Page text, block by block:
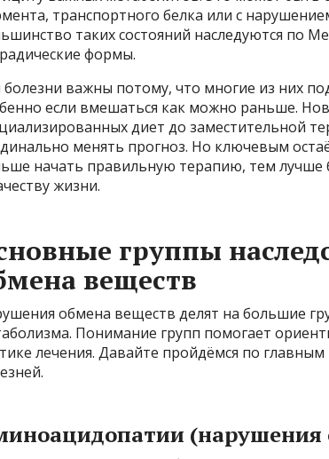
транспортного белка или с
таких состояний наследуются по
формы.
болезни важны потому, что многие из них
если вмешаться как можно раньше.
диет до заместительной
менять прогноз. Но ключевым
начать правильную терапию, тем лучше
жизни.
группы
веществ
обмена веществ делят на большие
Понимание групп помогает
лечения. Давайте пройдёмся по
(нарушения